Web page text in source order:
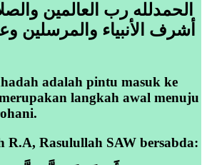
الحمدلله رب العالمين
أشرف الأنبياء والمرسلين
adalah pintu masuk ke
langkah awal menuju
R.A, Rasulullah SAW bersabda: